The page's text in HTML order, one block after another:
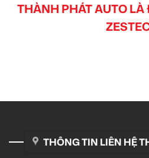
THÀNH PHÁT AUTO
THÔNG TIN LIÊN HỆ